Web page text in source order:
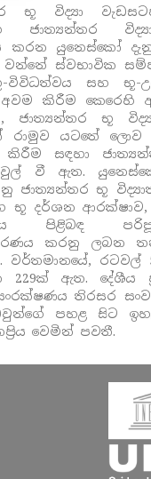
භූ විද්‍යා
ජාත්‍යන්තර
කරන යුනෙස්කෝ
වන්නේ ස්වභාවික
විවිධත්වය සහ භූ-
අවම කිරීම කෙරෙහි
, ජාත්‍යන්තර භූ
රාමුව යටතේ ලොව
සඳහා
වී ඇත.
ජාත්‍යන්තර භූ
භූ දර්ශන ආරක්ෂාව,
පිළිබඳ
කරනු ලබන
වර්තමානයේ, රටවල්
229ක් ඇත.
දේශීය
තිරසර
පහළ සිට
වෙමින් පවතී.